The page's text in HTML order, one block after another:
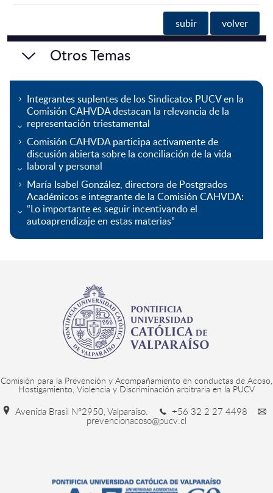
subir volver
Otros Temas
Integrantes suplentes de los Sindicatos PUCV en la
Comisión CAHVDA destacan la relevancia de la
representación triestamental
Comisión CAHVDA participa activamente de
discusión abierta sobre la conciliación de la vida
laboral y personal
María Isabel González, directora de Postgrados
Académicos e integrante de la Comisión CAHVDA:
“Lo importante es seguir incentivando el
autoaprendizaje en estas materias”
Comisión para la Prevención y Acompañamiento en conductas de Acoso,
Hostigamiento, Violencia y Discriminación arbitraria en la PUCV
Avenida Brasil N°2950, Valparaíso. +56 32 2 27 4498
prevencionacoso@pucv.cl